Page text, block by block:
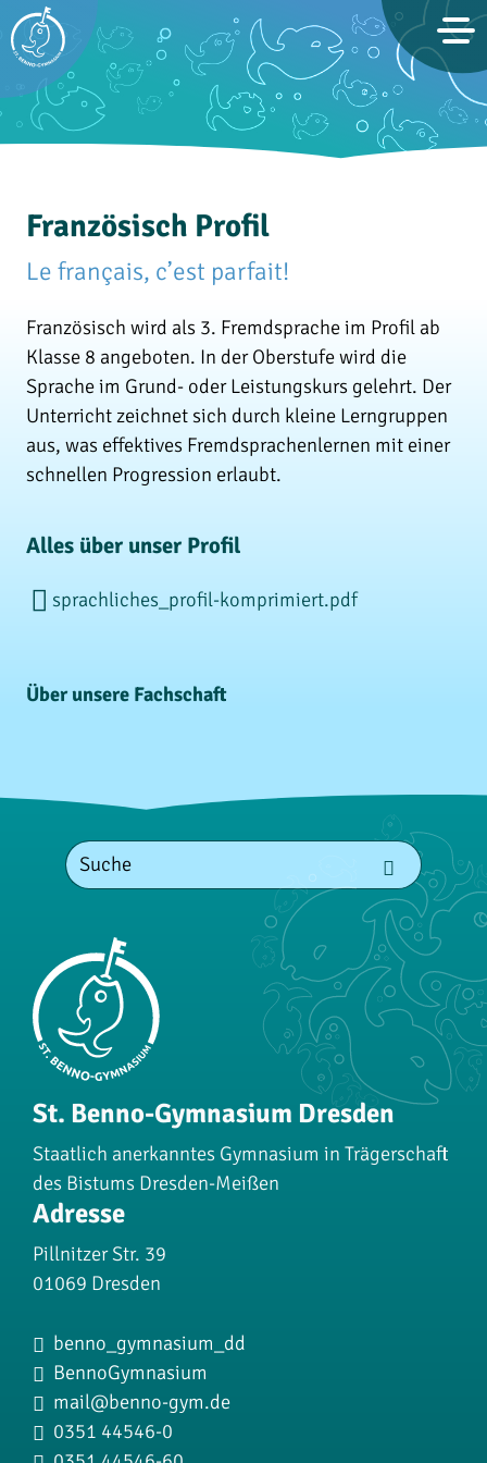
St. Benno-Gymnasium Dresden
Französisch Profil
Le français, c’est parfait!
Französisch wird als 3. Fremdsprache im Profil ab
Klasse 8 angeboten. In der Oberstufe wird die
Sprache im Grund- oder Leistungskurs gelehrt. Der
Unterricht zeichnet sich durch kleine Lerngruppen
aus, was effektives Fremdsprachenlernen mit einer
schnellen Progression erlaubt.
Alles über unser Profil
sprachliches_profil-komprimiert.pdf
Über unsere Fachschaft
St. Benno-Gymnasium Dresden
Staatlich anerkanntes Gymnasium in Trägerschaft
des Bistums Dresden-Meißen
Adresse
Pillnitzer Str. 39
01069 Dresden
Instagram:
benno_gymnasium_dd
Facebook:
BennoGymnasium
Email:
mail@benno-gym.de
Telefon:
0351 44546-0